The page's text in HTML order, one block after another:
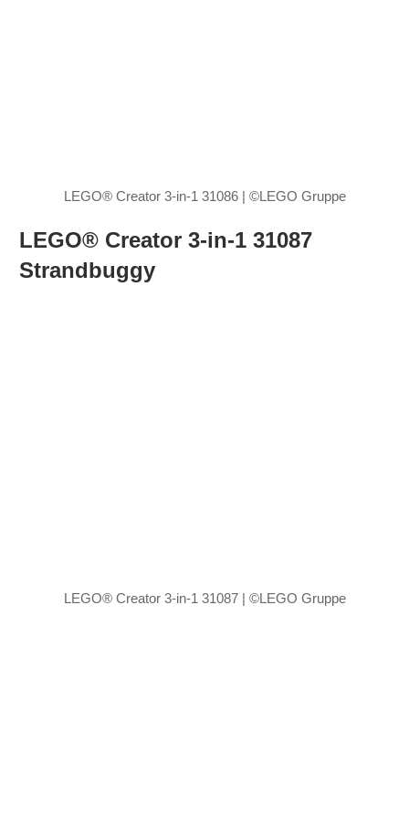
LEGO® Creator 3-in-1 31086 | ©LEGO Gruppe
LEGO® Creator 3-in-1 31087
Strandbuggy
LEGO® Creator 3-in-1 31087 | ©LEGO Gruppe